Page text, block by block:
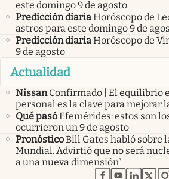
este domingo 9 de agosto
Predicción diariaHoróscopo de
astros para este domingo 9 de
Predicción diariaHoróscopo de
9 de agosto
Actualidad
Nissan Confirmado | El equilibrio
personal es la clave para mejorar
Qué pasóEfemérides: estos son
ocurrieron un 9 de agosto
PronósticoBill Gates habló sobre
Mundial. Advirtió que no será
a una nueva dimensión”
abre en nueva
abre en
abre